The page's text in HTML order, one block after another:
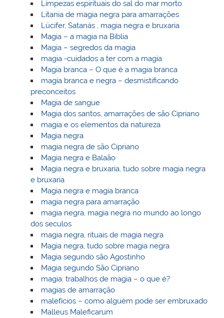
Limpezas espirituais do sal do mar morto
Litania de magia negra para amarrações
Lúcifer, Satanás , magia negra e bruxaria
Magia – a magia na Bíblia
Magia – segredos da magia
magia -cuidados a ter com a magia
Magia branca – O que é a magia branca
magia branca e negra – desmistificando
preconceitos
Magia de sangue
Magia dos santos, amarrações de são Cipriano
magia e os elementos da natureza
Magia negra
magia negra de são Cipriano
Magia negra e Balaão
Magia negra e bruxaria, tudo sobre magia negra
e bruxaria
Magia negra e magia branca
magia negra para amarração
magia negra, magia negra no mundo ao longo
dos seculos
magia negra, rituais de magia negra
Magia negra, tudo sobre magia negra
Magia segundo são Agostinho
Magia segundo São Cipriano
magia: trabalhos de magia – o que é?
magias de amarração
malefícios – como alguém pode ser embruxado
Malleus Maleficarum